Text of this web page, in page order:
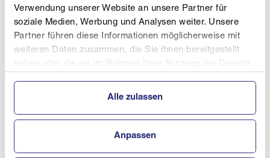
Verwendung unserer Website an unsere Partner für
soziale Medien, Werbung und Analysen weiter. Unsere
Partner führen diese Informationen möglicherweise mit
weiteren Daten zusammen, die Sie ihnen bereitgestellt
Alle zulassen
Anpassen